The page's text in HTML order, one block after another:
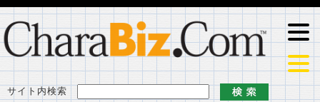
サイト内検索